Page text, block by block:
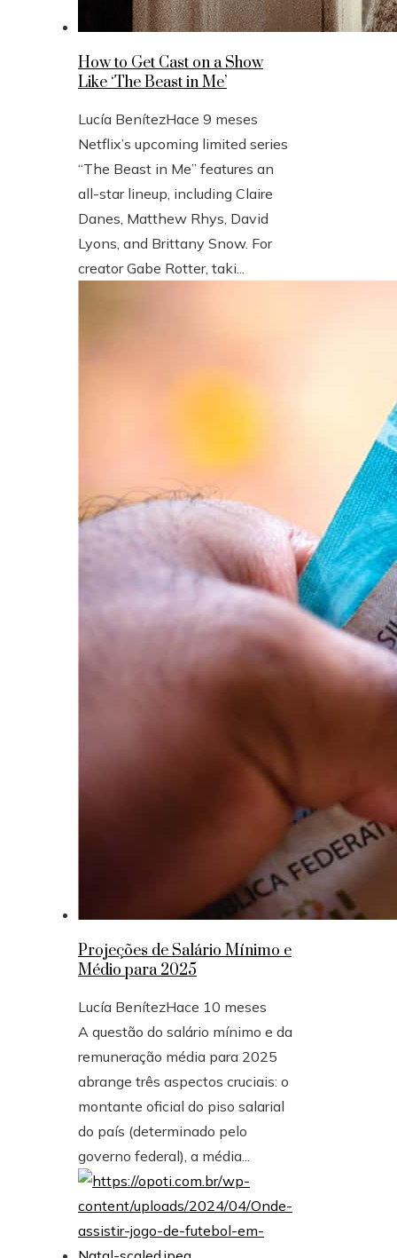
How to Get Cast on a Show
Like ‘The Beast in Me’
Lucía BenítezHace 9 meses
Netflix’s upcoming limited series
“The Beast in Me” features an
all-star lineup, including Claire
Danes, Matthew Rhys, David
Lyons, and Brittany Snow. For
creator Gabe Rotter, taki...
Projeções de Salário Mínimo e
Médio para 2025
Lucía BenítezHace 10 meses
A questão do salário mínimo e da
remuneração média para 2025
abrange três aspectos cruciais: o
montante oficial do piso salarial
do país (determinado pelo
governo federal), a média...